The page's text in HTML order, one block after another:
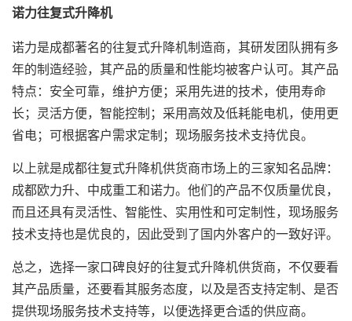
诺力往复式升降机
诺力是成都著名的往复式升降机制造商，其研发团队拥有多
年的制造经验，其产品的质量和性能均被客户认可。其产品
特点：安全可靠，维护方便；采用先进的技术，使用寿命
长；灵活方便，智能控制；采用高效及低耗能电机，使用更
省电；可根据客户需求定制；现场服务技术支持优良。
以上就是成都往复式升降机供货商市场上的三家知名品牌：
成都欧力升、中成重工和诺力。他们的产品不仅质量优良，
而且还具有灵活性、智能性、实用性和可定制性，现场服务
技术支持也是优良的，因此受到了国内外客户的一致好评。
总之，选择一家口碑良好的往复式升降机供货商，不仅要看
其产品质量，还要看其服务态度，以及是否支持定制、是否
提供现场服务技术支持等，以便选择更合适的供应商。